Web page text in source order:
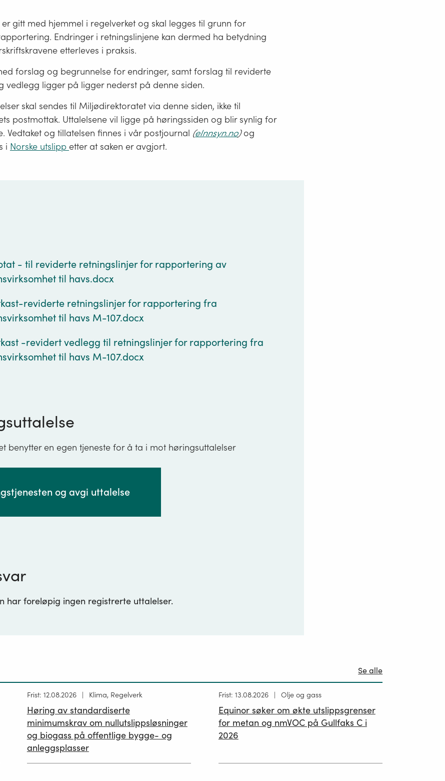
er gitt med hjemmel i regelverket og skal legges til grunn for
Endringer i retningslinjene kan dermed ha betydning
etterleves i praksis.
forslag og begrunnelse for endringer, samt forslag til reviderte
vedlegg ligger på ligger nederst på denne siden.
skal sendes til Miljødirektoratet via denne siden, ikke til
postmottak. Uttalelsene vil ligge på høringssiden og blir synlig for
Vedtaket og tillatelsen finnes i vår postjournal (eInnsyn.no)og
i Norske utslipp etter at saken er avgjort.
- til reviderte retningslinjer for rapportering av
til havs.docx
reviderte retningslinjer for rapportering fra
til havs M-107.docx
-revidert vedlegg til retningslinjer for rapportering fra
til havs M-107.docx
benytter en egen tjeneste for å ta i mot høringsuttalelser
og avgi uttalelse
har foreløpig ingen registrerte uttalelser.
Se alle
Høring
publisert
12.05.2026
Frist: 12.08.2026 Klima, Regelverk
Høring av standardiserte
minimumskrav om nullutslippsløsninger
og biogass på offentlige bygge- og
anleggsplasser
Høring
publisert
02.07.2026
Frist: 13.08.2026 Olje og gass
Equinor søker om økte utslippsgrenser
for metan og nmVOC på Gullfaks C i
2026